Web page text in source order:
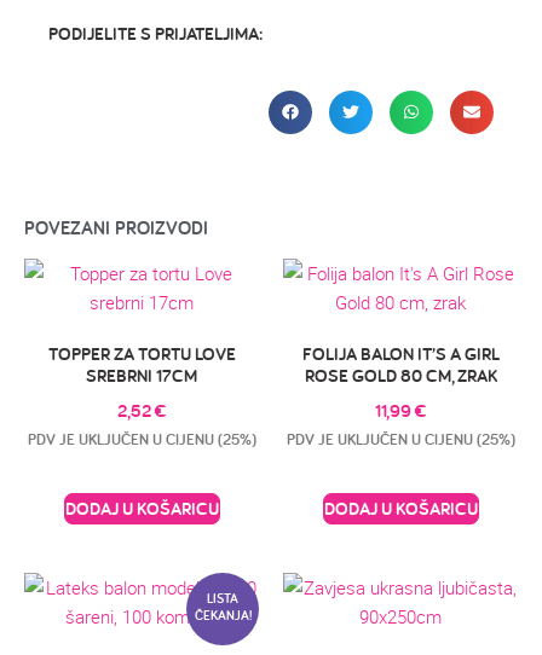
PODIJELITE S PRIJATELJIMA:
POVEZANI PROIZVODI
TOPPER ZA TORTU LOVE
SREBRNI 17CM
2,52€
PDV JE UKLJUČEN U CIJENU (25%)
DODAJ U KOŠARICU
FOLIJA BALON IT’S A GIRL
ROSE GOLD 80 CM, ZRAK
11,99€
PDV JE UKLJUČEN U CIJENU (25%)
DODAJ U KOŠARICU
LISTA
ČEKANJA!